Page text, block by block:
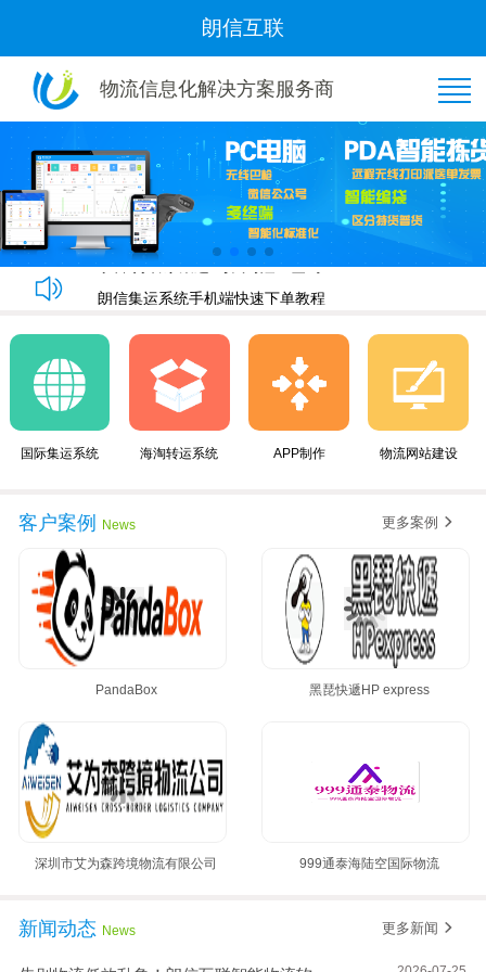
朗信互联
物流信息化解决方案服务商
恭喜“好管家集运”与我司隆重签约！
朗信集运系统手机端快速下单教程
黄金8月，朗信再次签约多家国际集运公司~
恭喜“好管家集运”与我司隆重签约！
朗信集运系统手机端快速下单教程
朗信集运系统与广州飞通物流签订《集运系统》合同！
国际集运系统 海淘转运系统 APP制作 物流网站建设
客户案例 News 更多案例
PandaBox 黑琵快遞HP express
深圳市艾为森跨境物流有限公司 999通泰海陆空国际物流
新闻动态 News 更多新闻